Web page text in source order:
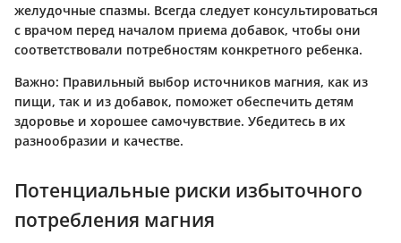
желудочные спазмы. Всегда следует консультироваться
с врачом перед началом приема добавок, чтобы они
соответствовали потребностям конкретного ребенка.
Важно: Правильный выбор источников магния, как из
пищи, так и из добавок, поможет обеспечить детям
здоровье и хорошее самочувствие. Убедитесь в их
разнообразии и качестве.
Потенциальные риски избыточного
потребления магния